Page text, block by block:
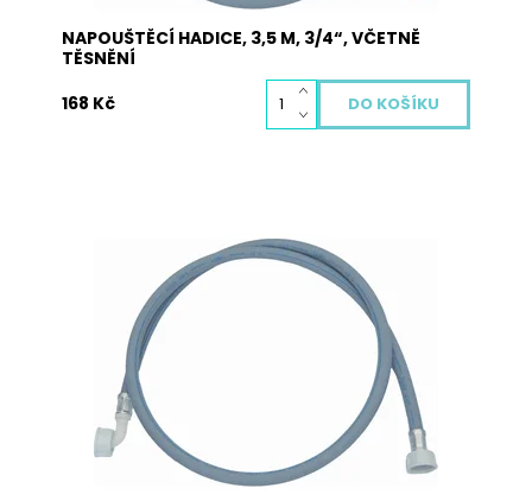
NAPOUŠTĚCÍ HADICE, 3,5 M, 3/4“, VČETNĚ
TĚSNĚNÍ
168 Kč
Napouštěcí hadice JOLLY v celkové délce 3,0 m,
3/4“ dodávaná včetně těsnění. Hadice je určená
pro všechny druhy praček a myček nádobí.
Jedna strana obsahuje přímou koncovku a
druhá strana obsahuje koncovku s kolínkem.
Dostupnost: